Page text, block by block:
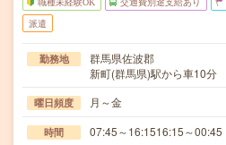
職種未経験OK 交通費別途支給あり
派遣
勤務地
群馬県佐波郡
新町(群馬県)駅から車10分
曜日頻度 月～金
時間 07:45～16:1516:15～00:45